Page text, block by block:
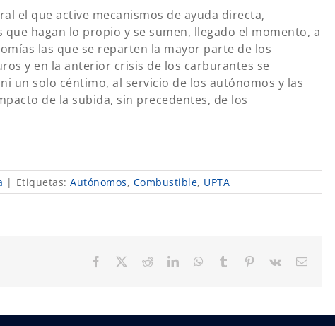
el que active mecanismos de ayuda directa,
hagan lo propio y se sumen, llegado el momento, a
las que se reparten la mayor parte de los
y en la anterior crisis de los carburantes se
un solo céntimo, al servicio de los autónomos y las
de la subida, sin precedentes, de los
| Etiquetas: Autónomos, Combustible, UPTA
Facebook RedditLinkedInWhatsApp
Tumblr Pinterest
Vk
Correo